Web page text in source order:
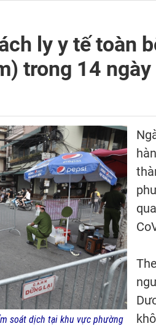
ly y tế toàn
trong 14 ngày
soát dịch tại khu vực phường